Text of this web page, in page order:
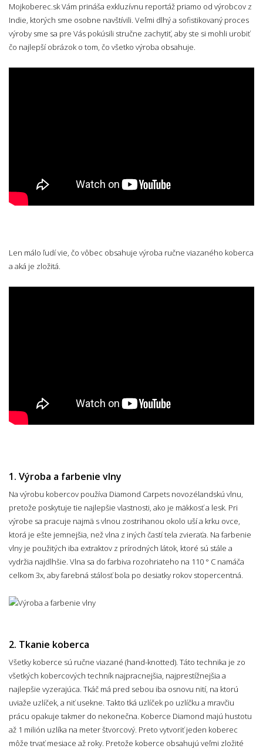
Mojkoberec.sk Vám prináša exkluzívnu reportáž priamo od výrobcov z
Indie, ktorých sme osobne navštívili. Veľmi dlhý a sofistikovaný proces
výroby sme sa pre Vás pokúsili stručne zachytiť, aby ste si mohli urobiť
čo najlepší obrázok o tom, čo všetko výroba obsahuje.
Len málo ľudí vie, čo vôbec obsahuje výroba ručne viazaného koberca
a aká je zložitá.
1. Výroba a farbenie vlny
Na výrobu kobercov používa Diamond Carpets novozélandskú vlnu,
pretože poskytuje tie najlepšie vlastnosti, ako je mäkkosť a lesk. Pri
výrobe sa pracuje najmä s vlnou zostrihanou okolo uší a krku ovce,
ktorá je ešte jemnejšia, než vlna z iných častí tela zvieraťa. Na farbenie
vlny je použitých iba extraktov z prírodných látok, ktoré sú stále a
vydržia najdlhšie. Vlna sa do farbiva rozohriateho na 110 ° C namáča
celkom 3x, aby farebná stálosť bola po desiatky rokov stopercentná.
2. Tkanie koberca
Všetky koberce sú ručne viazané (hand-knotted). Táto technika je zo
všetkých kobercových techník najpracnejšia, najprestížnejšia a
najlepšie vyzerajúca. Tkáč má pred sebou iba osnovu nití, na ktorú
uviaže uzlíček, a niť usekne. Takto tká uzlíček po uzlíčku a mravčiu
prácu opakuje takmer do nekonečna. Koberce Diamond majú hustotu
až 1 milión uzlíka na meter štvorcový. Preto vytvoriť jeden koberec
môže trvať mesiace až roky. Pretože koberce obsahujú veľmi zložité